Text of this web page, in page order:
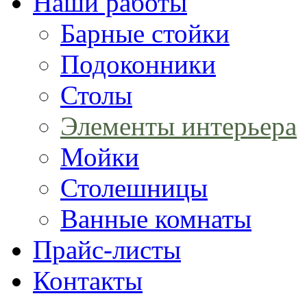
Барные стойки
Подоконники
Столы
Элементы интерьера
Мойки
Столешницы
Ванные комнаты
Прайс-листы
Контакты